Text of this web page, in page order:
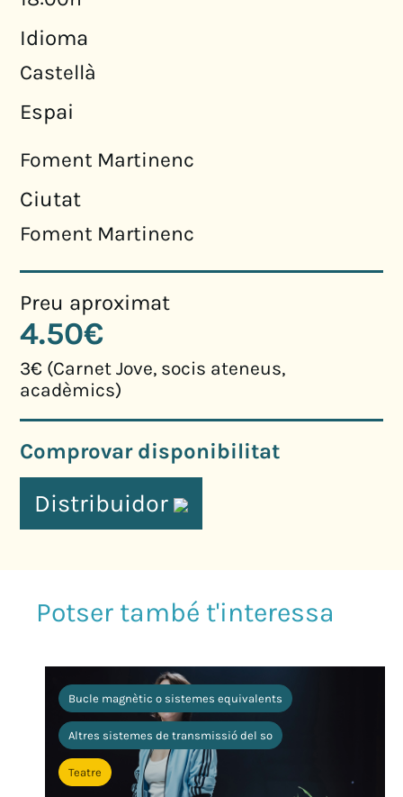
Idioma
Castellà
Espai
Foment Martinenc
Ciutat
Foment Martinenc
Preu aproximat
4.50€
3€ (Carnet Jove, socis ateneus,
acadèmics)
Comprovar disponibilitat
Distribuidor
Bucle magnètic o sistemes equivalents
Altres sistemes de transmissió del so
Teatre